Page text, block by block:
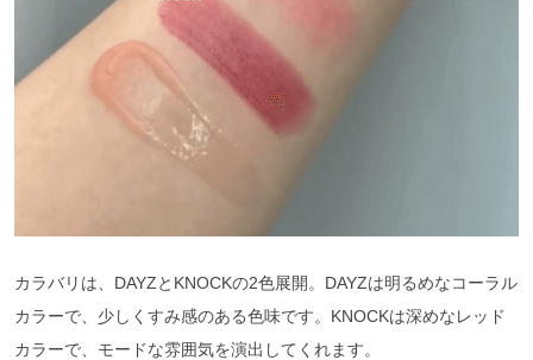
カラバリは、DAYZとKNOCKの2色展開。DAYZは明るめなコーラル
カラーで、少しくすみ感のある色味です。KNOCKは深めなレッド
カラーで、モードな雰囲気を演出してくれます。